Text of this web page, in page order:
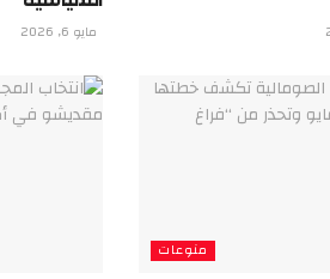
مايو 6, 2026
منوعات